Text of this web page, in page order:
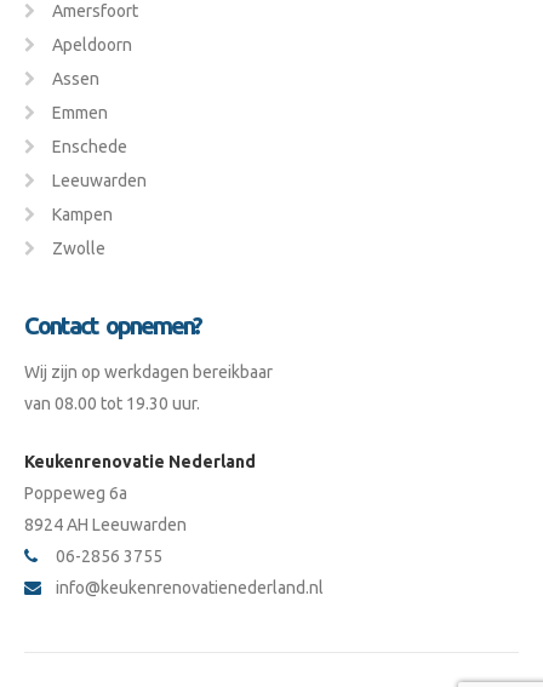
Amersfoort
Apeldoorn
Assen
Emmen
Enschede
Leeuwarden
Kampen
Zwolle
Contact opnemen?
Wij zijn op werkdagen bereikbaar
van 08.00 tot 19.30 uur.
Keukenrenovatie Nederland
Poppeweg 6a
8924 AH Leeuwarden
06-2856 3755
info@keukenrenovatienederland.nl